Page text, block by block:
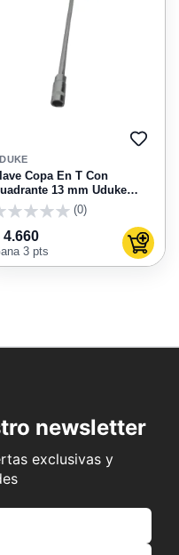
carrito
Copa En T Con
13 mm Uduke
(0)
4.660
3 pts
newsletter
exclusivas y